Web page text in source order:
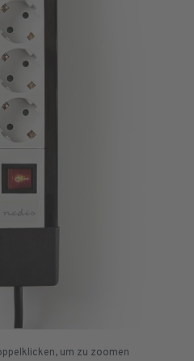
um zu zoomen